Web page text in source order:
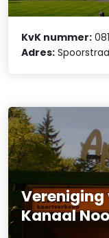
KvK nummer:
Adres:
Vereniging
Kanaal